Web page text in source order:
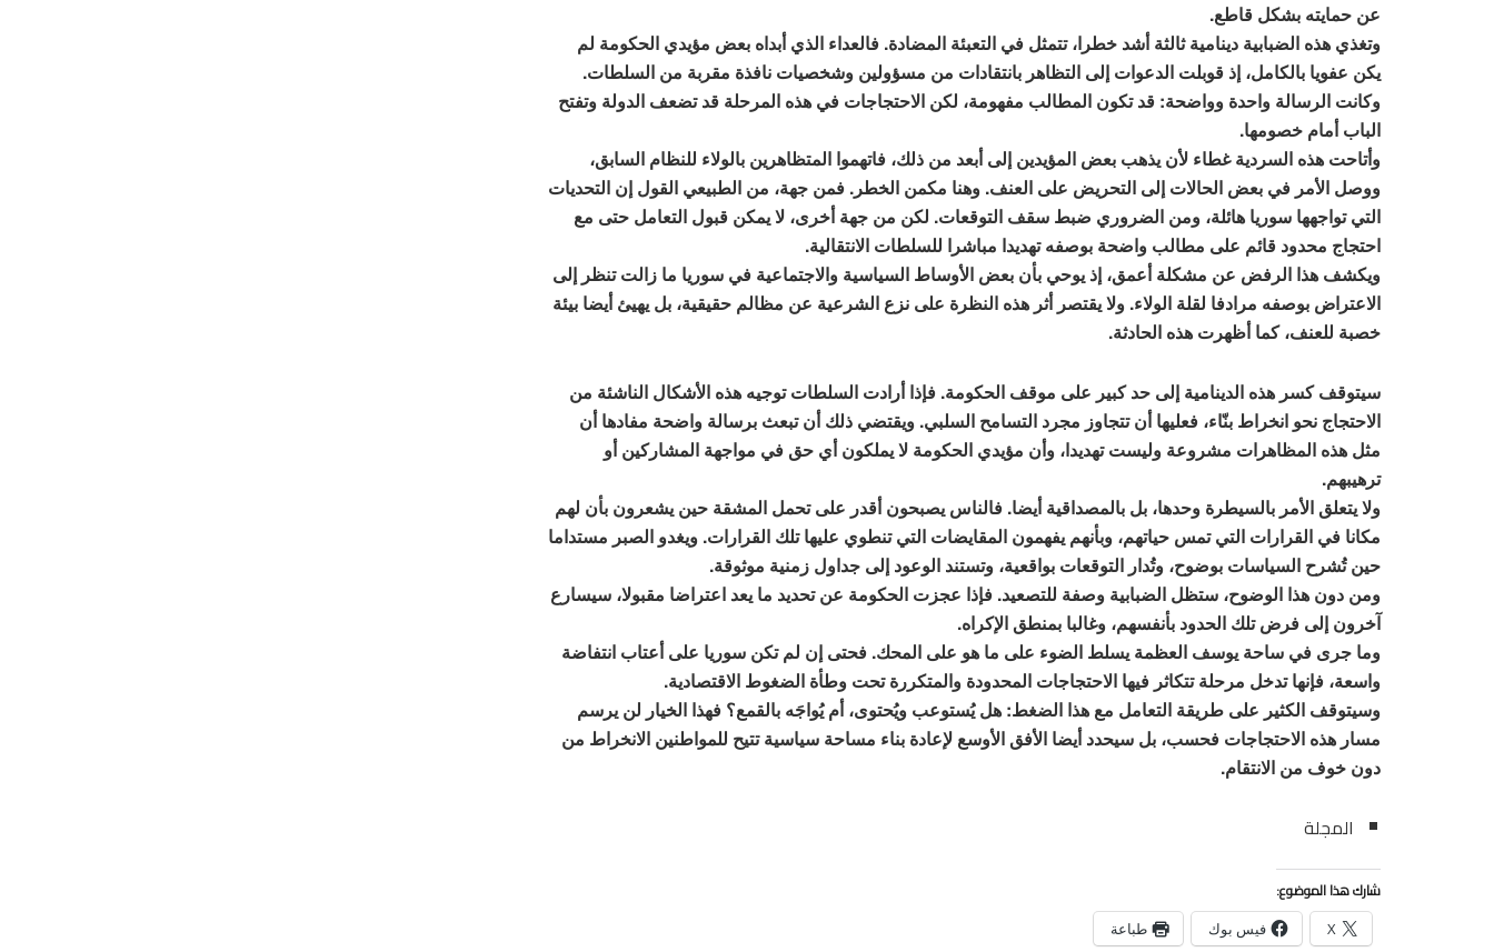
عن حمايته بشكل قاطع.
وتغذي هذه الضبابية دينامية ثالثة أشد خطرا، تتمثل في التعبئة المضادة. فالعداء الذي أبداه بعض مؤيدي الحكومة لم
يكن عفويا بالكامل، إذ قوبلت الدعوات إلى التظاهر بانتقادات من مسؤولين وشخصيات نافذة مقربة من السلطات.
وكانت الرسالة واحدة وواضحة: قد تكون المطالب مفهومة، لكن الاحتجاجات في هذه المرحلة قد تضعف الدولة وتفتح
الباب أمام خصومها.
وأتاحت هذه السردية غطاء لأن يذهب بعض المؤيدين إلى أبعد من ذلك، فاتهموا المتظاهرين بالولاء للنظام السابق،
ووصل الأمر في بعض الحالات إلى التحريض على العنف. وهنا مكمن الخطر. فمن جهة، من الطبيعي القول إن التحديات
التي تواجهها سوريا هائلة، ومن الضروري ضبط سقف التوقعات. لكن من جهة أخرى، لا يمكن قبول التعامل حتى مع
احتجاج محدود قائم على مطالب واضحة بوصفه تهديدا مباشرا للسلطات الانتقالية.
ويكشف هذا الرفض عن مشكلة أعمق، إذ يوحي بأن بعض الأوساط السياسية والاجتماعية في سوريا ما زالت تنظر إلى
الاعتراض بوصفه مرادفا لقلة الولاء. ولا يقتصر أثر هذه النظرة على نزع الشرعية عن مظالم حقيقية، بل يهيئ أيضا بيئة
خصبة للعنف، كما أظهرت هذه الحادثة.
سيتوقف كسر هذه الدينامية إلى حد كبير على موقف الحكومة. فإذا أرادت السلطات توجيه هذه الأشكال الناشئة من
الاحتجاج نحو انخراط بنّاء، فعليها أن تتجاوز مجرد التسامح السلبي. ويقتضي ذلك أن تبعث برسالة واضحة مفادها أن
مثل هذه المظاهرات مشروعة وليست تهديدا، وأن مؤيدي الحكومة لا يملكون أي حق في مواجهة المشاركين أو
ترهيبهم.
ولا يتعلق الأمر بالسيطرة وحدها، بل بالمصداقية أيضا. فالناس يصبحون أقدر على تحمل المشقة حين يشعرون بأن لهم
مكانا في القرارات التي تمس حياتهم، وبأنهم يفهمون المقايضات التي تنطوي عليها تلك القرارات. ويغدو الصبر مستداما
حين تُشرح السياسات بوضوح، وتُدار التوقعات بواقعية، وتستند الوعود إلى جداول زمنية موثوقة.
ومن دون هذا الوضوح، ستظل الضبابية وصفة للتصعيد. فإذا عجزت الحكومة عن تحديد ما يعد اعتراضا مقبولا، سيسارع
آخرون إلى فرض تلك الحدود بأنفسهم، وغالبا بمنطق الإكراه.
وما جرى في ساحة يوسف العظمة يسلط الضوء على ما هو على المحك. فحتى إن لم تكن سوريا على أعتاب انتفاضة
واسعة، فإنها تدخل مرحلة تتكاثر فيها الاحتجاجات المحدودة والمتكررة تحت وطأة الضغوط الاقتصادية.
وسيتوقف الكثير على طريقة التعامل مع هذا الضغط: هل يُستوعب ويُحتوى، أم يُواجَه بالقمع؟ فهذا الخيار لن يرسم
مسار هذه الاحتجاجات فحسب، بل سيحدد أيضا الأفق الأوسع لإعادة بناء مساحة سياسية تتيح للمواطنين الانخراط من
دون خوف من الانتقام.
المجلة
شارك هذا الموضوع:
X فيس بوك طباعة